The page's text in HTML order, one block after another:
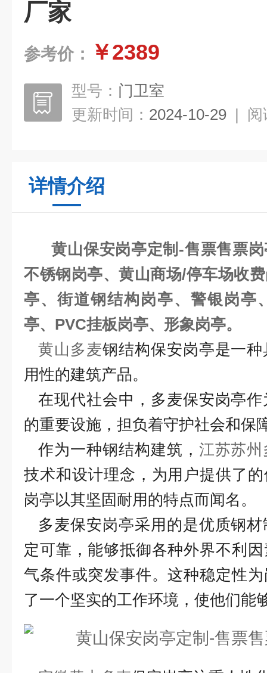
厂家
参考价： ￥2389
型号： 门卫室
更新时间： 2024-10-29 | 阅
详情介绍
黄山保安岗亭定制-售票售票
不锈钢岗亭、黄山商场/停车场收
亭、街道钢结构岗亭、警银岗亭
亭、PVC挂板岗亭、形象岗亭。
黄山多麦钢结构保安岗亭是一
用性的建筑产品。
在现代社会中，多麦保安岗亭
的重要设施，担负着守护社会和保
作为一种钢结构建筑， 江苏苏州
技术和设计理念，为用户提供了
岗亭以其坚固耐用的特点而闻名。
多麦保安岗亭采用的是优质钢
定可靠，能够抵御各种外界不利
气条件或突发事件。这种稳定性
了一个坚实的工作环境，使他们能